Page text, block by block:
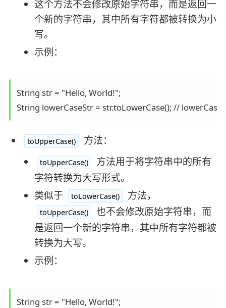
这个方法不会修改原始字符串，而是返回一
个新的字符串，其中所有字符都被转换为小
写。
示例：
String str = "Hello, World!";
String lowerCaseStr = str.toLowerCase(); //
toUpperCase() 方法：
toUpperCase()
方法用于将字符串中的所有
字符转换为大写形式。
类似于
toLowerCase() 方法，
toUpperCase()
也不会修改原始字符串，而
是返回一个新的字符串，其中所有字符都被
转换为大写。
示例：
String str = "Hello, World!";